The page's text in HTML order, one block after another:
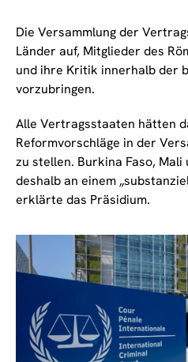
Die Versammlung der
Länder auf, Mitglieder des
und ihre Kritik innerhalb der
vorzubringen.
Alle Vertragsstaaten hätten
Reformvorschläge in der
zu stellen. Burkina Faso,
deshalb an einem
erklärte das Präsidium.